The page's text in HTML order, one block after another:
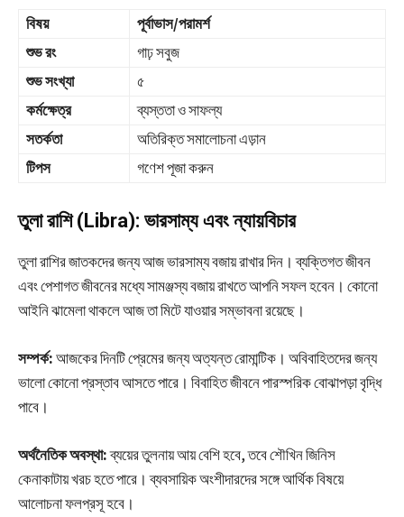
বিষয়
পূর্বাভাস/পরামর্শ
শুভ রং
গাঢ় সবুজ
শুভ সংখ্যা
৫
কর্মক্ষেত্র
ব্যস্ততা ও সাফল্য
সতর্কতা
অতিরিক্ত সমালোচনা এড়ান
টিপস
গণেশ পূজা করুন
তুলা রাশি (Libra): ভারসাম্য এবং ন্যায়বিচার
তুলা রাশির জাতকদের জন্য আজ ভারসাম্য বজায় রাখার দিন। ব্যক্তিগত জীবন
এবং পেশাগত জীবনের মধ্যে সামঞ্জস্য বজায় রাখতে আপনি সফল হবেন। কোনো
আইনি ঝামেলা থাকলে আজ তা মিটে যাওয়ার সম্ভাবনা রয়েছে।
সম্পর্ক:আজকের দিনটি প্রেমের জন্য অত্যন্ত রোমান্টিক। অবিবাহিতদের জন্য
ভালো কোনো প্রস্তাব আসতে পারে। বিবাহিত জীবনে পারস্পরিক বোঝাপড়া বৃদ্ধি
পাবে।
অর্থনৈতিক অবস্থা:ব্যয়ের তুলনায় আয় বেশি হবে, তবে শৌখিন জিনিস
কেনাকাটায় খরচ হতে পারে। ব্যবসায়িক অংশীদারদের সঙ্গে আর্থিক বিষয়ে
আলোচনা ফলপ্রসূ হবে।